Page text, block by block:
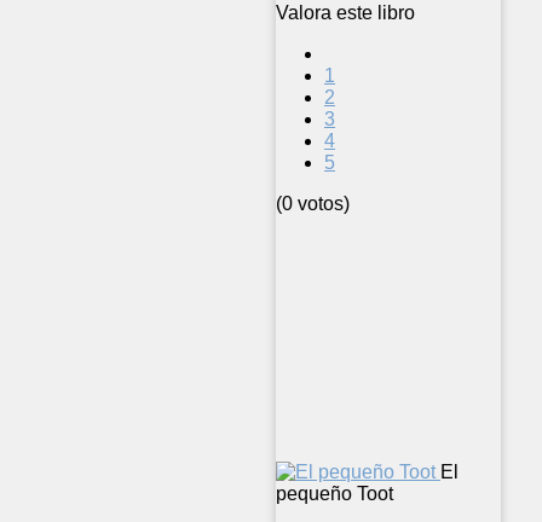
Valora este libro
1
2
3
4
5
(0 votos)
El
pequeño Toot